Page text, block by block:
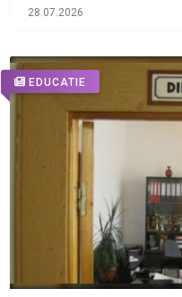
28.07.2026
EDUCATIE